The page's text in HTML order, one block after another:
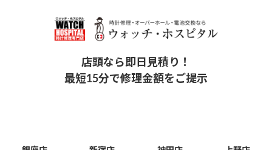
店頭なら即日見積り！
最短15分で修理金額をご提示